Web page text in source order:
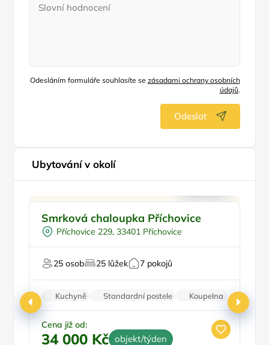
Odesláním formuláře souhlasíte se zásadami ochrany osobních
údajů.
Odeslat
Ubytování v okolí
Pro skupiny
Pro turisty
Na horách
Pro majitele mazlíčků
Smrková chaloupka Příchovice
Příchovice 229, 33401 Příchovice
25 osob 25 lůžek 7 pokojů
Kuchyně Standardní postele
Koupelna
Nekuřácký objekt
Parkování zdarma
Cena již od:
34 000 Kč objekt/týden